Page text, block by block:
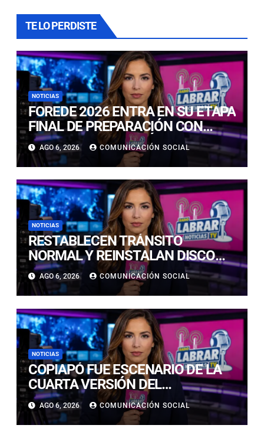
TE LO PERDISTE
NOTICIAS
FOREDE 2026 ENTRA EN SU ETAPA
FINAL DE PREPARACIÓN CON
NUEVAS TECNOLOGÍAS DE
ACCESO Y OPORTUNIDADES PARA
ATACAMA
AGO 6, 2026 COMUNICACIÓN SOCIAL
NOTICIAS
RESTABLECEN TRÁNSITO
NORMAL Y REINSTALAN DISCO
“PARE” TRAS AVANCE DE OBRAS
EN CALLE LUIS FLORES CON JULIO
PRADO
AGO 6, 2026 COMUNICACIÓN SOCIAL
NOTICIAS
COPIAPÓ FUE ESCENARIO DE LA
CUARTA VERSIÓN DEL
CAMPEONATO REGIONAL DE
BANDAS DE GUERRA
ESTUDIANTILES
AGO 6, 2026 COMUNICACIÓN SOCIAL